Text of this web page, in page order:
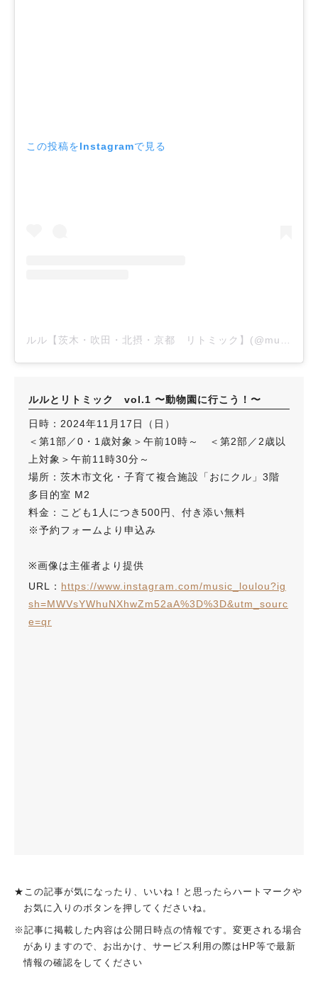
この投稿をInstagramで見る
ルル【茨木・吹田・北摂・京都 リトミック】(@music_loulou)がシェアした投稿
ルルとリトミック vol.1 〜動物園に行こう！〜
日時：2024年11月17日（日）
＜第1部／0・1歳対象＞午前10時～ ＜第2部／2歳以
上対象＞午前11時30分～
場所：茨木市文化・子育て複合施設「おにクル」3階
多目的室 M2
料金：こども1人につき500円、付き添い無料
※予約フォームより申込み
※画像は主催者より提供
URL： https://www.instagram.com/music_loulou?ig
sh=MWVsYWhuNXhwZm52aA%3D%3D&utm_sourc
e=qr
★この記事が気になったり、いいね！と思ったらハートマークや
お気に入りのボタンを押してくださいね。
※記事に掲載した内容は公開日時点の情報です。変更される場合
がありますので、お出かけ、サービス利用の際はHP等で最新
情報の確認をしてください